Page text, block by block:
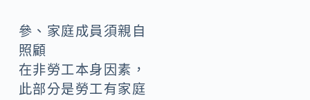
參、家庭成員須親自
照顧
在非勞工本身因素，
此部分是勞工有家庭